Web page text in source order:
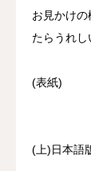
お見かけ
たらうれし
(表紙)
(上)日本語